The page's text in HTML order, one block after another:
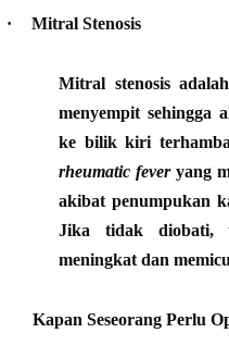
· Mitral Stenosis
Mitral stenosis
menyempit
ke bilik kiri
rheumatic feveryang
akibat penumpukan
Jika tidak diobati,
meningkat dan
Kapan Seseorang Perlu